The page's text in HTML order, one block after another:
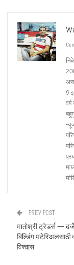
9
PREV POST
मातोश्री ट्रेडर्स —
बिल्डिंग मटेरिअलसाठी
विश्वास